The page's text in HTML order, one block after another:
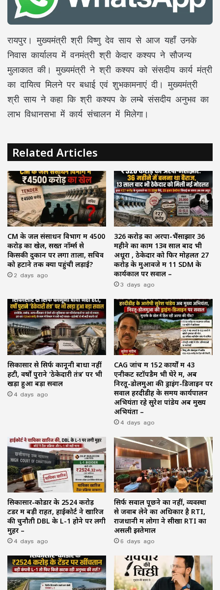
रायपुर। मुख्यमंत्री श्री विष्णु देव साय से आज यहाँ उनके
निवास कार्यालय में वनमंत्री श्री केदार कश्यप ने सौजन्य
मुलाकात की। मुख्यमंत्री ने श्री कश्यप को संसदीय कार्य मंत्री
का दायित्व मिलने पर बधाई एवं शुभकामनाएं दी। मुख्यमंत्री
श्री साय ने कहा कि श्री कश्यप के लम्बे संसदीय अनुभव का
लाभ विधानसभा में कार्य संचालन में मिलेगा।
Related Articles
CM के जल संसाधन विभाग में ₹4500
करोड़ का खेल, सख्त नॉर्म्स से
किसकी दुकान पर लगा ताला, सचिव
को हटाने तक क्यों पहुंची लड़ाई?
2 days ago
₹326 करोड़ का अरपा-भैंसाझार 36
महीने का काम 13वें साल बाद भी
अधूरा , ठेकेदार को फिर मोहलत ₹27
करोड़ के मुआवजे में 11 SDM के
कार्यकाल पर सवाल –
3 days ago
सिकासार से सिर्फ कानूनी बाधा नहीं
हटी, वर्षों पुराने ‘ठेकेदारी तंत्र’ पर भी
खड़ा हुआ बड़ा सवाल
4 days ago
CAG जांच में 152 कार्यों में 43
एनीकट स्टॉपडैम भी घेरे में, अब
निरतू-डोलमुआ की ड्राइंग-डिजाइन पर
सवाल हरदीडीह के समय कार्यपालन
अभियंता रहे सुरेश पांडेय अब मुख्य
अभियंता –
4 days ago
सिकासार-कोडार के ₹2524 करोड़
टेंडर में बड़ी राहत, हाईकोर्ट ने खारिज
की चुनौती DBL के L-1 होने पर लगी
मुहर –
4 days ago
सिर्फ सवाल पूछने का नहीं, व्यवस्था
से जवाब लेने का अधिकार है RTI,
राजधानी में लोगों ने सीखा RTI का
असली इस्तेमाल
6 days ago